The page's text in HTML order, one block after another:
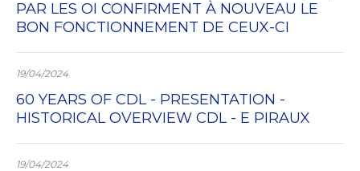
PAR LES OI CONFIRMENT À NOUVEAU LE
BON FONCTIONNEMENT DE CEUX-CI
19/04/2024
60 YEARS OF CDL - PRESENTATION -
HISTORICAL OVERVIEW CDL - E PIRAUX
19/04/2024